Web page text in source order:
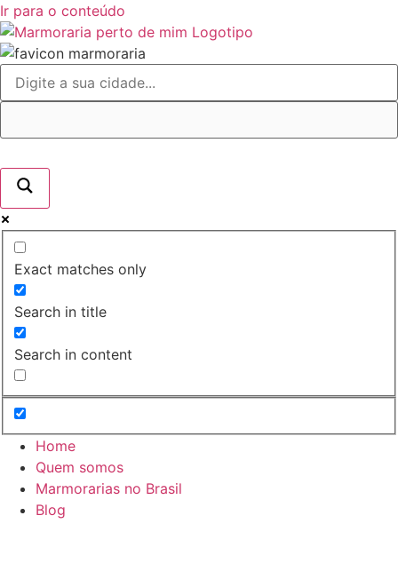
Ir para o conteúdo
Exact matches only
Search in title
Search in content
Home
Quem somos
Marmorarias no Brasil
Blog